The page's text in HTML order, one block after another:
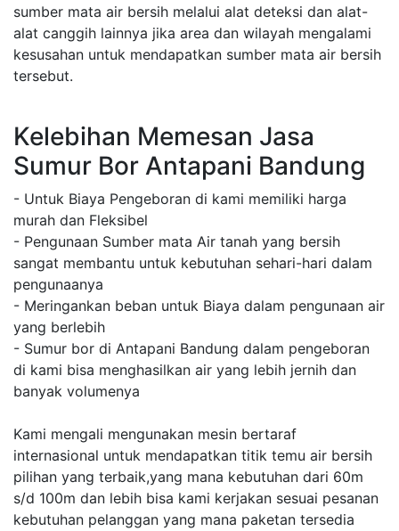
sumber mata air bersih melalui alat deteksi dan alat-
alat canggih lainnya jika area dan wilayah mengalami
kesusahan untuk mendapatkan sumber mata air bersih
tersebut.
Kelebihan Memesan Jasa
Sumur Bor Antapani Bandung
- Untuk Biaya Pengeboran di kami memiliki harga
murah dan Fleksibel
- Pengunaan Sumber mata Air tanah yang bersih
sangat membantu untuk kebutuhan sehari-hari dalam
pengunaanya
- Meringankan beban untuk Biaya dalam pengunaan air
yang berlebih
- Sumur bor di Antapani Bandung dalam pengeboran
di kami bisa menghasilkan air yang lebih jernih dan
banyak volumenya
Kami mengali mengunakan mesin bertaraf
internasional untuk mendapatkan titik temu air bersih
pilihan yang terbaik,yang mana kebutuhan dari 60m
s/d 100m dan lebih bisa kami kerjakan sesuai pesanan
kebutuhan pelanggan yang mana paketan tersedia